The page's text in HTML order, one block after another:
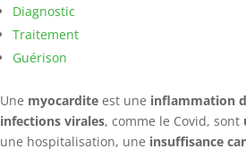
Diagnostic
Traitement
Guérison
Une myocardite est une inflammation
infections virales, comme le Covid, sont
une hospitalisation, une insuffisance